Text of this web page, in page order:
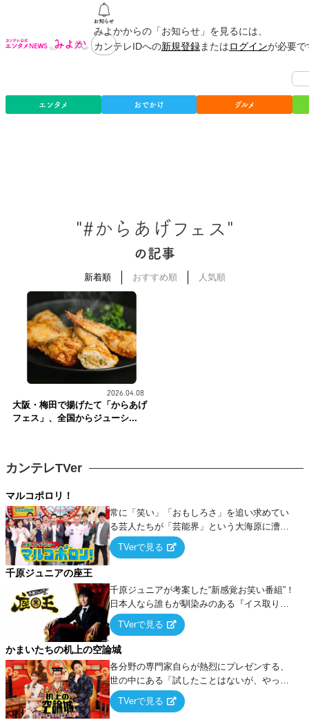
みよかからの「お知らせ」を見るには、
カンテレIDへの新規登録またはログインが必要
エンタメ おでかけ グルメ
"#からあげフェス"
の記事
新着順 おすすめ順 人気順
2026.04.08
大阪・梅田で揚げたて「からあげ
フェス」、全国からジューシ...
カンテレTVer
マルコポロリ！
常に「笑い」「おもしろさ」を追い求めてい
る芸人たちが「芸能界」という大海原に漕ぎ
出でて、新たなオモシロ人間を発掘する！
TVerで見る
千原ジュニアの座王
千原ジュニアが考案した“新感覚お笑い番組”！
日本人なら誰もが馴染みのある『イス取りゲ
ーム』をベースに、大喜利・ギャグ・モノボ
ケ・歌…など様々なお題で芸人がショートネ
タを競い合う！
TVerで見る
かまいたちの机上の空論城
各分野の専門家自らが熱烈にプレゼンする、
世の中にある「試したことはないが、やって
みたらこうなる！…ハズ」という“机上の空
論”に若手芸人らがカラダを張って挑む！
TVerで見る